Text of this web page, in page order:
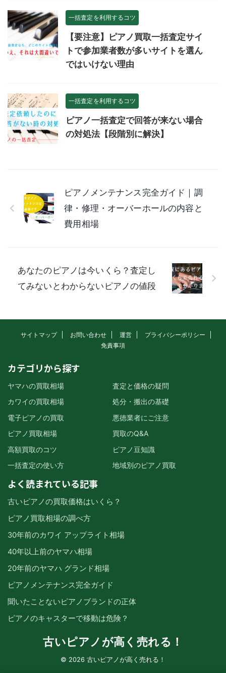
一括査定を利用するコツ
【要注意】ピアノ買取一括査定サイ
トで参加業者数が多いサイトを選ん
ではいけない理由
一括査定を利用するコツ
ピアノ一括査定で回答が来ない場合
の対処法【段階別に解決】
ピアノメンテナンス完全ガイド｜調
律・修理・オーバーホールの内容と
費用相場
あなたのピアノは今いくら？査定し
てみないとわからないピアノの値段
サイトマップ お問い合わせ 運営
プライバシーポリシー
免責事項
カテゴリから探す
ヤマハの買取相場
カワイの買取相場
電子ピアノの買取
ピアノ買取相場
高額買取のコツ
一括査定の使い方
査定と価格の疑問
処分・搬出の基礎
悪徳業者にご注意
買取のQ&A
ピアノ豆知識
地域別のピアノ買取
よく読まれている記事
古いピアノの買取価格はいくら？
ピアノ買取相場の調べ方
30年前のカワイ アップライト相場
40年以上前のヤマハ相場
20年前のヤマハ グランド相場
ピアノメンテナンス完全ガイド
聞いたことないピアノブランドの正体
ピアノのキャスターで移動は危険？
古いピアノが高く売れる！
© 2026 古いピアノが高く売れる！